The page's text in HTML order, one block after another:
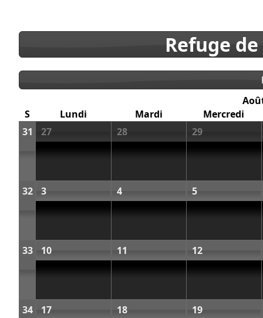
Refuge
S
Lundi Mardi
Mercredi
31
27 28 29
32 3 4 5
33 10 11 12
34 17 18 19